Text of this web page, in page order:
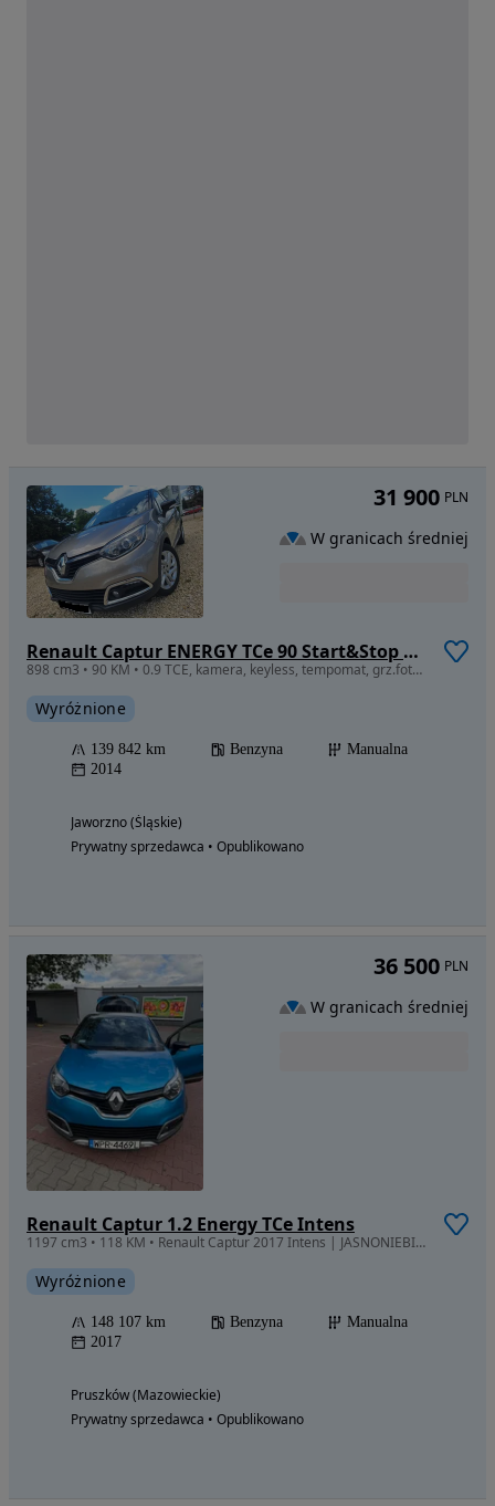
Renault Captur ENERGY TCe 90 Start&Stop Luxe
898 cm3 • 90 KM • 0.9 TCE, kamera, keyless, tempomat, grz.fotele R-link,czytanie znaków
Wyróżnione
139 842 km Benzyna
Manualna
2014
Jaworzno (Śląskie)
Prywatny sprzedawca • Opublikowano
31 900 PLN
W granicach średniej
Renault Captur 1.2 Energy TCe Intens
1197 cm3 • 118 KM • Renault Captur 2017 Intens | JASNONIEBIESKI | Czarny dach |
Wyróżnione
148 107 km Benzyna
Manualna
2017
Pruszków (Mazowieckie)
Prywatny sprzedawca • Opublikowano
36 500 PLN
W granicach średniej